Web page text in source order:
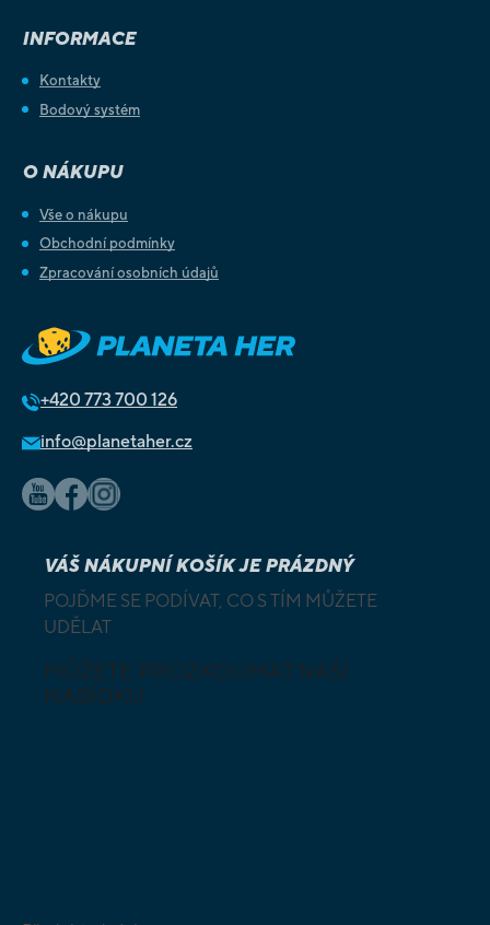
INFORMACE
Kontakty
Bodový systém
O NÁKUPU
Vše o nákupu
Obchodní podmínky
Zpracování osobních údajů
+420 773 700 126
info@planetaher.cz
VÁŠ NÁKUPNÍ KOŠÍK JE PRÁZDNÝ
POJĎME SE PODÍVAT, CO S TÍM MŮŽETE
UDĚLAT
MŮŽETE PROZKOUMAT NAŠI
NABÍDKU